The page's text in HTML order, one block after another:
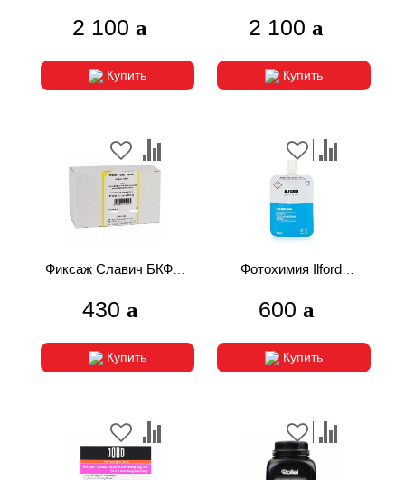
фотографии (серый)
2 100
Купить
фотографии (желтый)
2 100
Купить
Фиксаж Славич БКФ 1
430
Купить
Фотохимия Ilford
STOP стоп-ванна
600
Купить